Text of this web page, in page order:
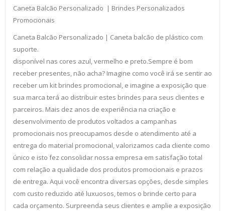
Caneta Balcão Personalizado | Brindes Personalizados
Promocionais
Caneta Balcão Personalizado | Caneta balcão de plástico com
suporte.
disponível nas cores azul, vermelho e preto.Sempre é bom
receber presentes, não acha? Imagine como você irá se sentir ao
receber um kit brindes promocional, e imagine a exposição que
sua marca terá ao distribuir estes brindes para seus clientes e
parceiros. Mais dez anos de experiência na criação e
desenvolvimento de produtos voltados a campanhas
promocionais nos preocupamos desde o atendimento até a
entrega do material promocional, valorizamos cada cliente como
único e isto fez consolidar nossa empresa em satisfação total
com relação a qualidade dos produtos promocionais e prazos
de entrega. Aqui você encontra diversas opções, desde simples
com custo reduzido até luxuosos, temos o brinde certo para
cada orçamento. Surpreenda seus clientes e amplie a exposição